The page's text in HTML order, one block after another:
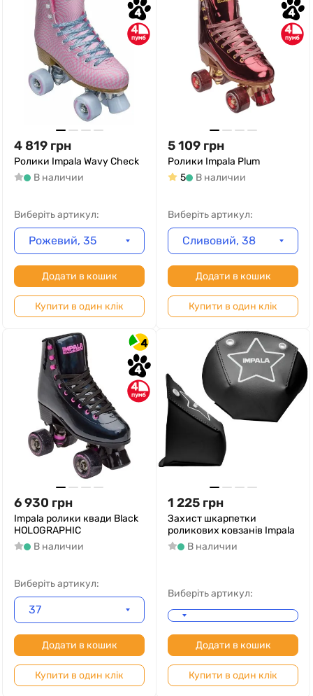
4
4
4 819 грн
Ролики Impala Wavy Check
В наличии
Виберіть артикул:
Рожевий, 35
Додати в кошик
Купити в один клік
4
4
5 109 грн
Ролики Impala Plum
5
В наличии
Виберіть артикул:
Сливовий, 38
Додати в кошик
Купити в один клік
4
4
4
6 930 грн
Impala ролики квади Black
HOLOGRAPHIC
В наличии
Виберіть артикул:
37
Додати в кошик
Купити в один клік
1 225 грн
Захист шкарпетки
роликових ковзанів Impala
В наличии
Виберіть артикул:
Додати в кошик
Купити в один клік